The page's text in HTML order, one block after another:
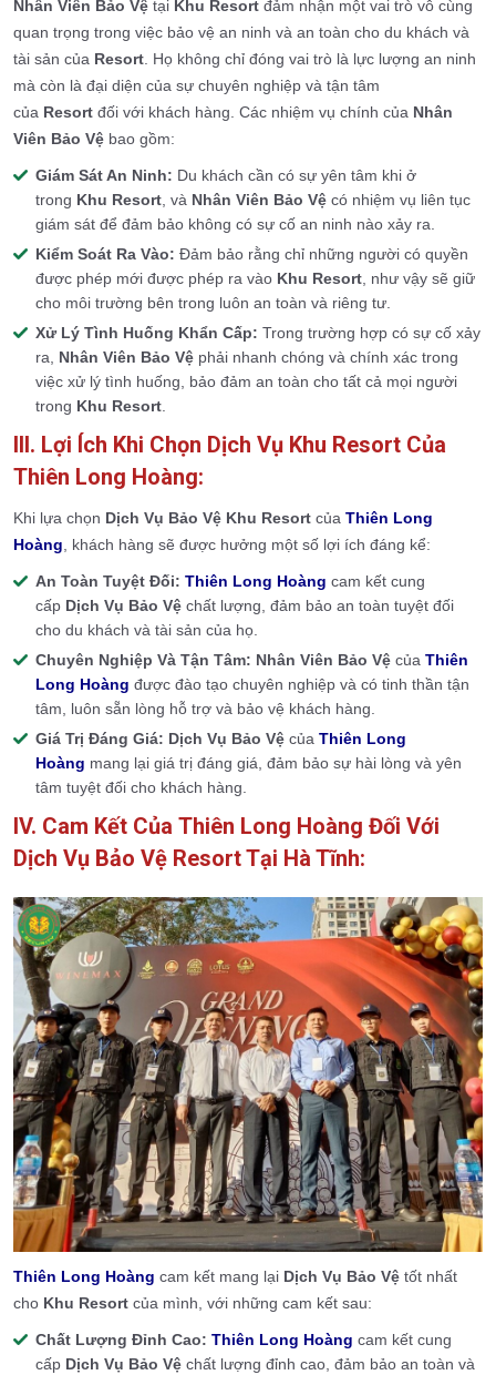
Nhân Viên Bảo Vệ tại Khu Resort đảm nhận một vai trò vô cùng
quan trọng trong việc bảo vệ an ninh và an toàn cho du khách và
tài sản của Resort . Họ không chỉ đóng vai trò là lực lượng an ninh
mà còn là đại diện của sự chuyên nghiệp và tận tâm
của Resort đối với khách hàng. Các nhiệm vụ chính của Nhân
Viên Bảo Vệ bao gồm:
Giám Sát An Ninh: Du khách cần có sự yên tâm khi ở
trong Khu Resort , và Nhân Viên Bảo Vệ có nhiệm vụ liên tục
giám sát để đảm bảo không có sự cố an ninh nào xảy ra.
Kiểm Soát Ra Vào: Đảm bảo rằng chỉ những người có quyền
được phép mới được phép ra vào Khu Resort , như vậy sẽ giữ
cho môi trường bên trong luôn an toàn và riêng tư.
Xử Lý Tình Huống Khẩn Cấp: Trong trường hợp có sự cố xảy
ra, Nhân Viên Bảo Vệ phải nhanh chóng và chính xác trong
việc xử lý tình huống, bảo đảm an toàn cho tất cả mọi người
trong Khu Resort
III. Lợi Ích Khi Chọn Dịch Vụ Khu Resort Của
Thiên Long Hoàng:
Khi lựa chọn Dịch Vụ Bảo Vệ Khu Resort của Thiên Long
Hoàng , khách hàng sẽ được hưởng một số lợi ích đáng kể:
An Toàn Tuyệt Đối: Thiên Long Hoàng cam kết cung
cấp Dịch Vụ Bảo Vệ chất lượng, đảm bảo an toàn tuyệt đối
cho du khách và tài sản của họ.
Chuyên Nghiệp Và Tận Tâm: Nhân Viên Bảo Vệ của Thiên
Long Hoàng được đào tạo chuyên nghiệp và có tinh thần tận
tâm, luôn sẵn lòng hỗ trợ và bảo vệ khách hàng.
Giá Trị Đáng Giá: Dịch Vụ Bảo Vệ của Thiên Long
Hoàng mang lại giá trị đáng giá, đảm bảo sự hài lòng và yên
tâm tuyệt đối cho khách hàng.
IV. Cam Kết Của Thiên Long Hoàng Đối Với
Dịch Vụ Bảo Vệ Resort Tại Hà Tĩnh:
Thiên Long Hoàng cam kết mang lại Dịch Vụ Bảo Vệ tốt nhất
cho Khu Resort của mình, với những cam kết sau:
Chất Lượng Đỉnh Cao: Thiên Long Hoàng cam kết cung
cấp Dịch Vụ Bảo Vệ chất lượng đỉnh cao, đảm bảo an toàn và